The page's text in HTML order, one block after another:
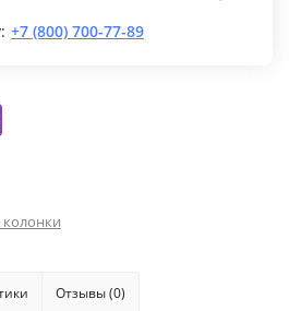
+7 (800) 700-77-89
Отзывы (0)